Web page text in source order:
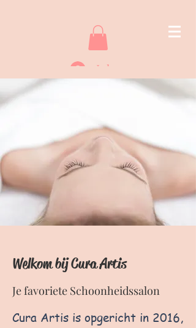
Inloggen
Welkom bij Cura Artis
Je favoriete Schoonheidssalon
Cura Artis is opgericht in 2016,